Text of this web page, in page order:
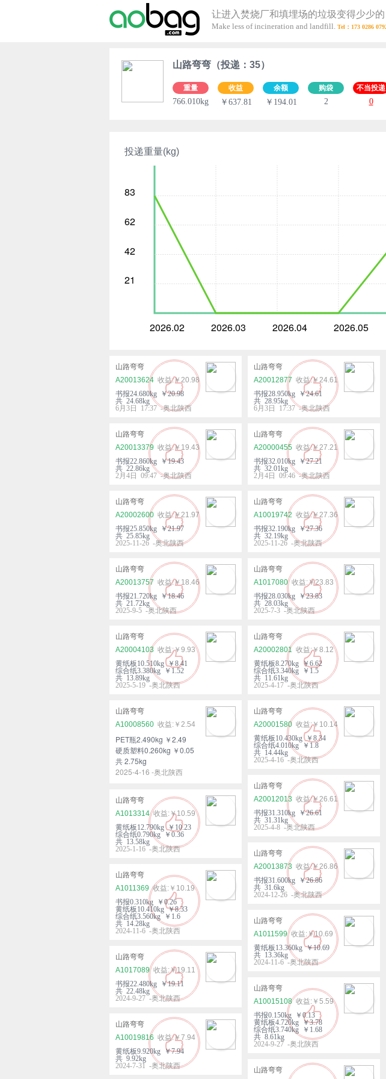
让进入焚烧厂和填埋场的垃圾变得少少的
Make less of incineration and landfill.
山路弯弯（投递：35）
重量
766.010kg
收益
￥637.81
余额
￥194.01
购袋
2
不当投递
0
投递重量(kg)
83
62
42
21
2026.02 2026.03 2026.04 2026.05
山路弯弯
A20013624
￥20.98
书报24.680kg ￥20.98
共 24.68kg
6月3日 17:37 -奥北陕西
山路弯弯
A20012877
￥24.61
书报28.950kg ￥24.61
共 28.95kg
6月3日 17:37 -奥北陕西
山路弯弯
A20013379
￥19.43
书报22.860kg ￥19.43
共 22.86kg
2月4日 09:47 -奥北陕西
山路弯弯
A20000455
￥27.21
书报32.010kg ￥27.21
共 32.01kg
2月4日 09:46 -奥北陕西
山路弯弯
A20002600
￥21.97
书报25.850kg ￥21.97
共 25.85kg
2025-11-26 -奥北陕西
山路弯弯
A10019742
￥27.36
书报32.190kg ￥27.36
共 32.19kg
2025-11-26 -奥北陕西
山路弯弯
A20013757
￥18.46
书报21.720kg ￥18.46
共 21.72kg
2025-9-5 -奥北陕西
山路弯弯
A1017080
￥23.83
书报28.030kg ￥23.83
共 28.03kg
2025-7-3 -奥北陕西
山路弯弯
A20004103
￥9.93
黄纸板10.510kg ￥8.41
综合纸3.380kg ￥1.52
共 13.89kg
2025-5-19 -奥北陕西
山路弯弯
A20002801
￥8.12
黄纸板8.270kg ￥6.62
综合纸3.340kg ￥1.5
共 11.61kg
2025-4-17 -奥北陕西
山路弯弯
A10008560
￥2.54
PET瓶2.490kg ￥2.49
硬质塑料0.260kg ￥0.05
共 2.75kg
2025-4-16 -奥北陕西
山路弯弯
A20001580
￥10.14
黄纸板10.430kg ￥8.34
综合纸4.010kg ￥1.8
共 14.44kg
2025-4-16 -奥北陕西
山路弯弯
A20012013
￥26.61
书报31.310kg ￥26.61
共 31.31kg
2025-4-8 -奥北陕西
山路弯弯
A1013314
￥10.59
黄纸板12.790kg ￥10.23
综合纸0.790kg ￥0.36
共 13.58kg
2025-1-16 -奥北陕西
山路弯弯
A20013873
￥26.86
书报31.600kg ￥26.86
共 31.6kg
2024-12-26 -奥北陕西
山路弯弯
A1011369
￥10.19
书报0.310kg ￥0.26
黄纸板10.410kg ￥8.33
综合纸3.560kg ￥1.6
共 14.28kg
2024-11-6 -奥北陕西
山路弯弯
A1011599
￥10.69
黄纸板13.360kg ￥10.69
共 13.36kg
2024-11-6 -奥北陕西
山路弯弯
A1017089
￥19.11
书报22.480kg ￥19.11
共 22.48kg
2024-9-27 -奥北陕西
山路弯弯
A10015108
￥5.59
书报0.150kg ￥0.13
黄纸板4.720kg ￥3.78
综合纸3.740kg ￥1.68
共 8.61kg
2024-9-27 -奥北陕西
山路弯弯
A10019816
￥7.94
黄纸板9.920kg ￥7.94
共 9.92kg
2024-7-31 -奥北陕西
山路弯弯